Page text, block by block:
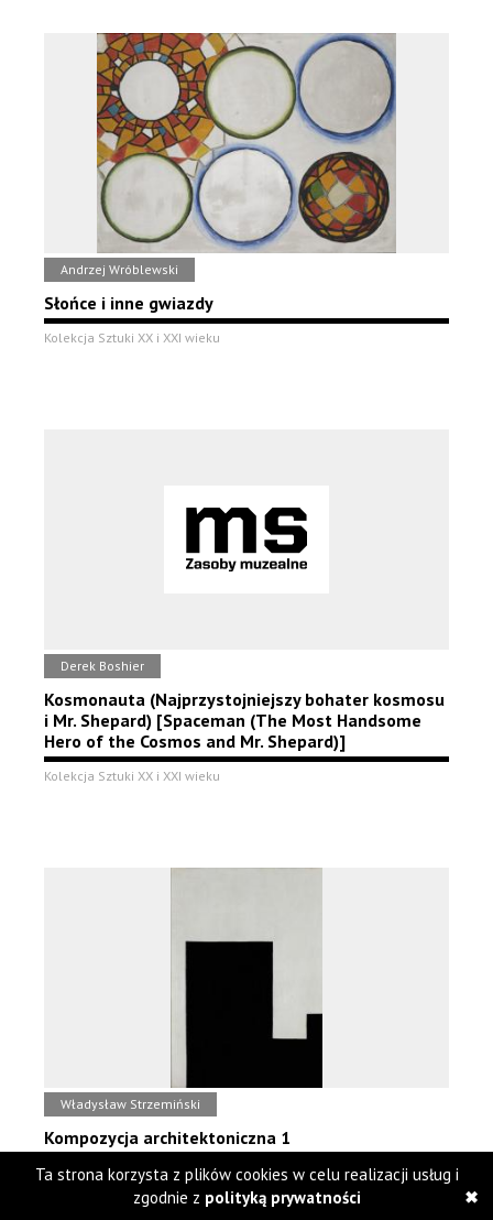
Andrzej Wróblewski
Słońce i inne gwiazdy
Kolekcja Sztuki XX i XXI wieku
Derek Boshier
Kosmonauta (Najprzystojniejszy bohater kosmosu
i Mr. Shepard) [Spaceman (The Most Handsome
Hero of the Cosmos and Mr. Shepard)]
Kolekcja Sztuki XX i XXI wieku
Władysław Strzemiński
Kompozycja architektoniczna 1
Kolekcja Sztuki XX i XXI wieku
Ta strona korzysta z plików cookies w celu realizacji usług i
zgodnie z polityką prywatności